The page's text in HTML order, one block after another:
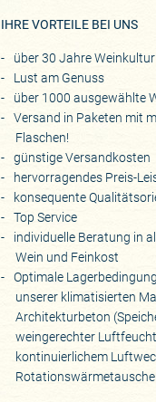
IHRE VORTEILE BEI UNS
über 30 Jahre
Lust am Genuss
über 1000 ausgewählte
Versand in Paketen mit
Flaschen!
günstige Versandkosten
hervorragendes Preis-
konsequente
Top Service
individuelle Beratung in
Wein und Feinkost
Optimale
unserer klimatisierten
Architekturbeton
weingerechter
kontinuierlichem